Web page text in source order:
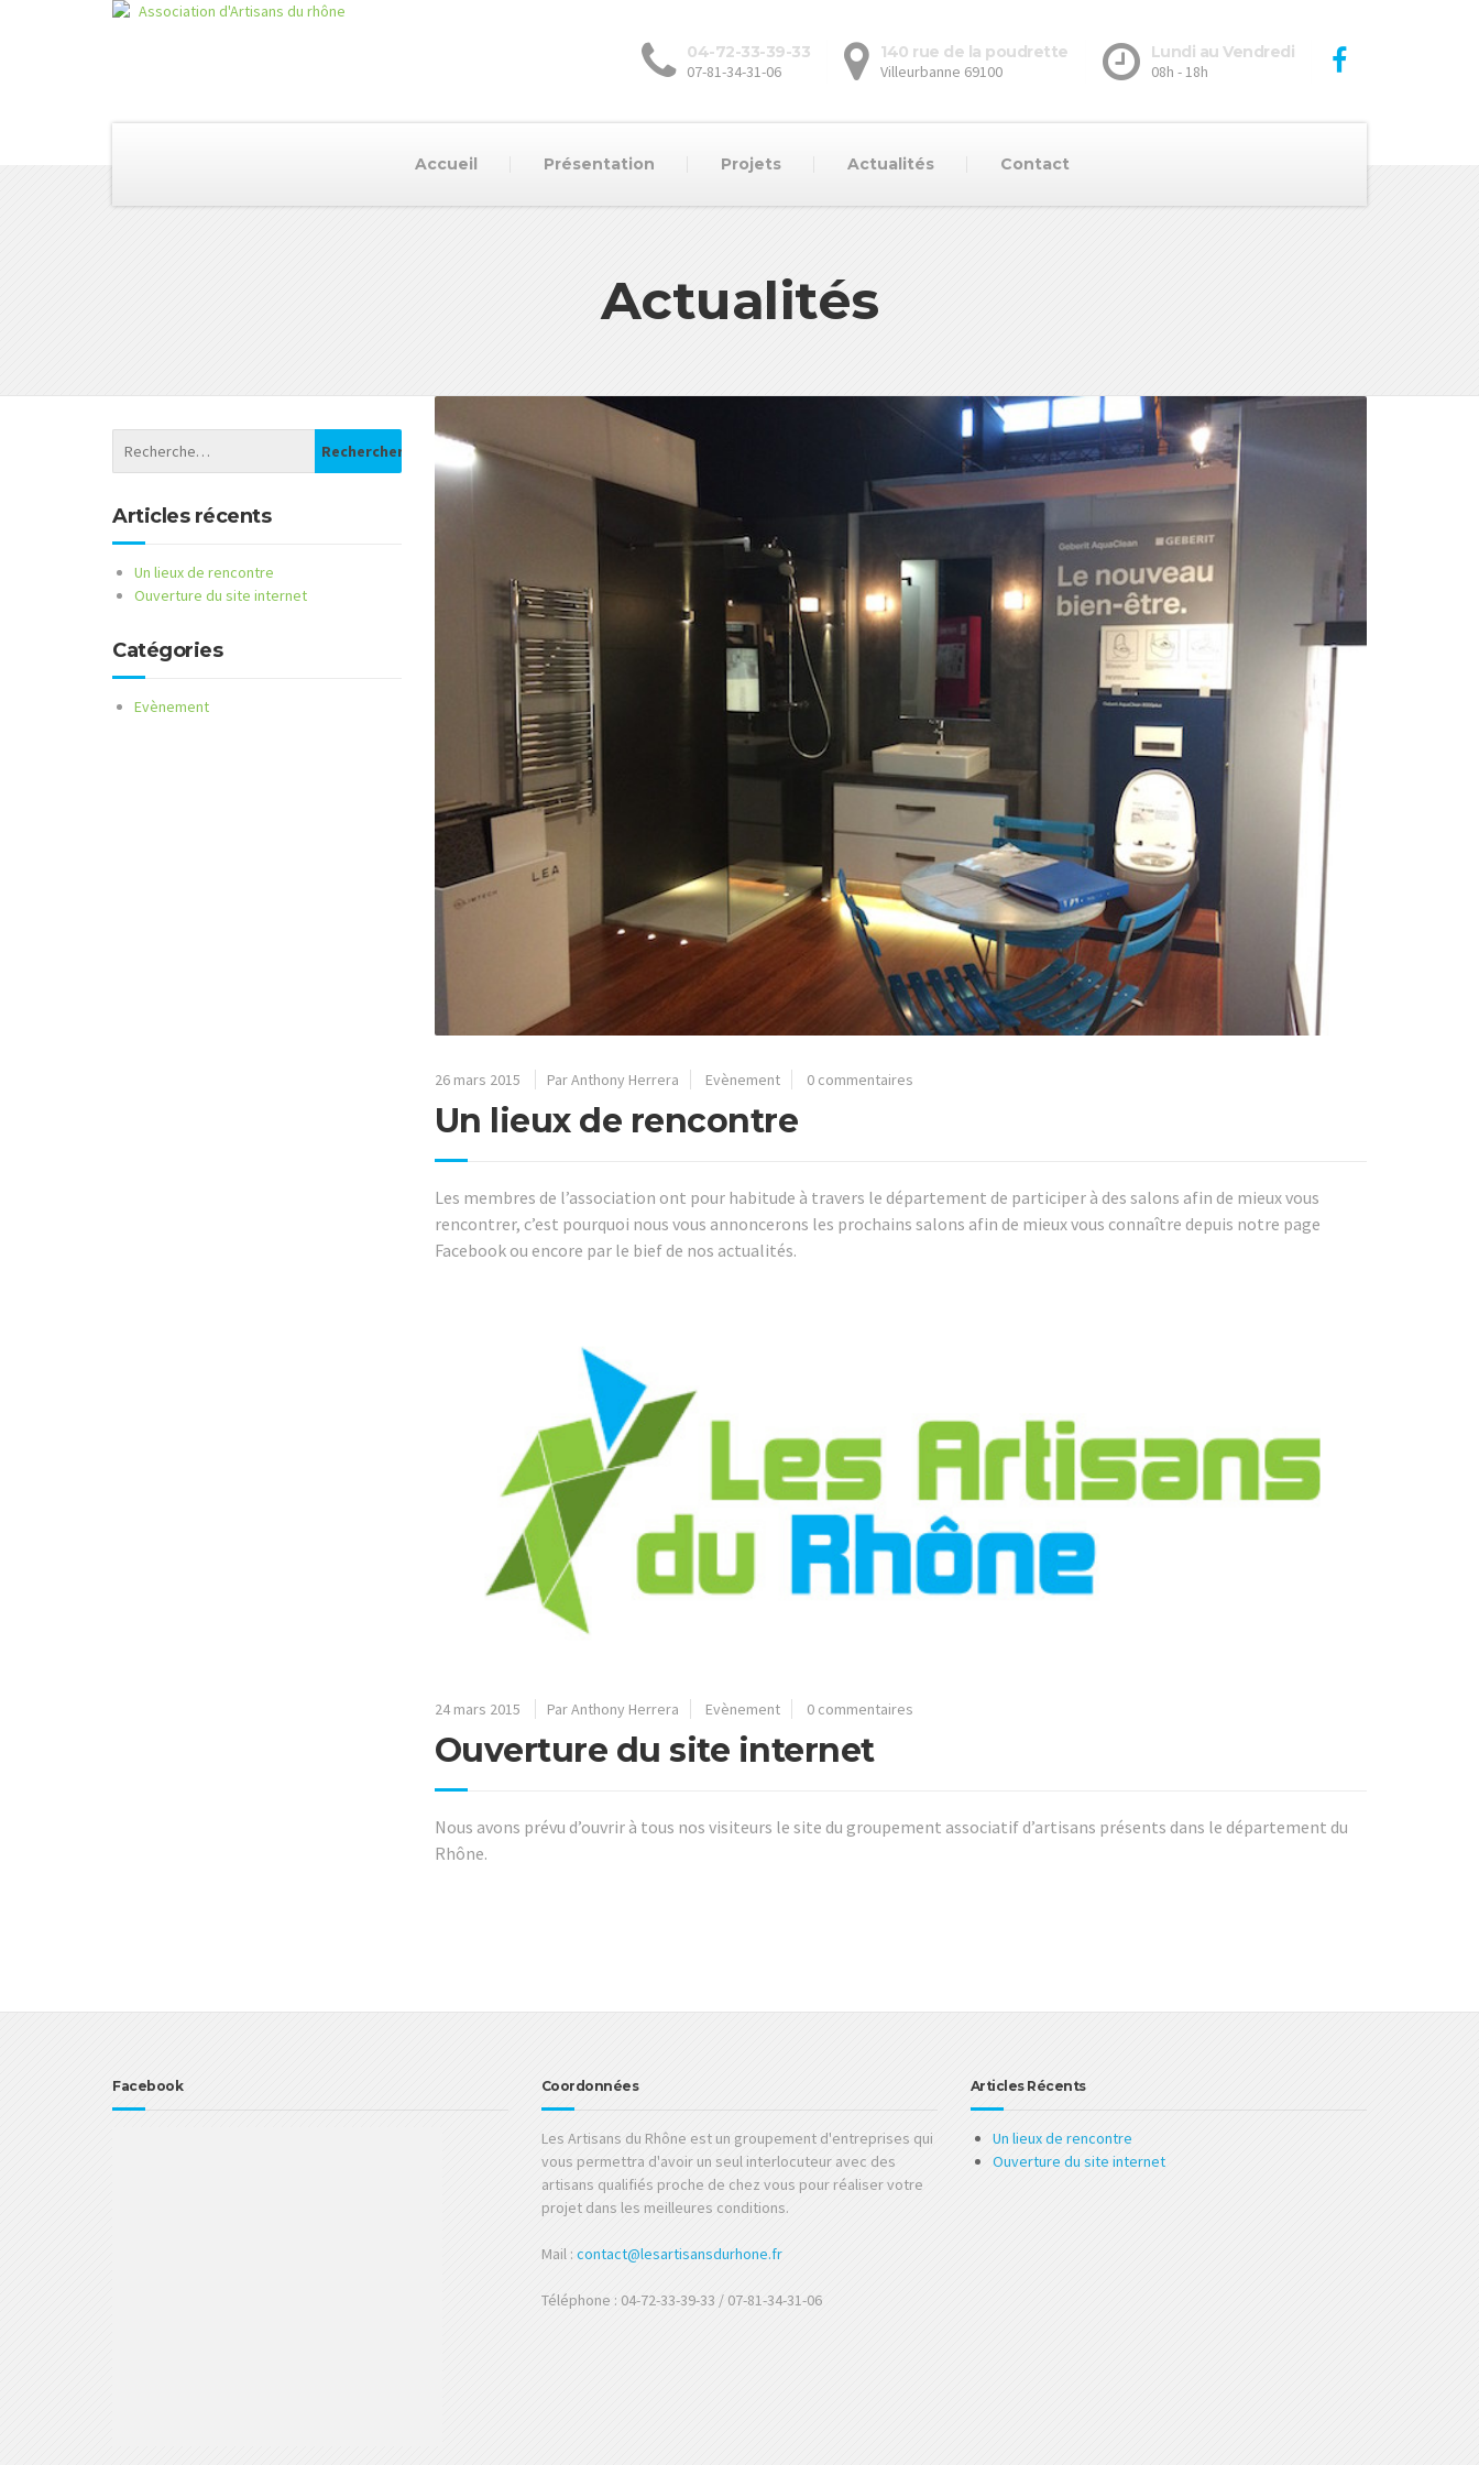
04-72-33-39-33
07-81-34-31-06
140 rue de la poudrette
Villeurbanne 69100
Lundi au Vendredi
08h - 18h
Accueil Présentation Projets Actualités Contact
Actualités
26 mars 2015 Par Anthony Herrera Evènement 0 commentaires
Un lieux de rencontre
Les membres de l’association ont pour habitude à travers le département de participer à des salons afin de mieux vous
rencontrer, c’est pourquoi nous vous annoncerons les prochains salons afin de mieux vous connaître depuis notre page
Facebook ou encore par le bief de nos actualités.
24 mars 2015 Par Anthony Herrera Evènement 0 commentaires
Ouverture du site internet
Nous avons prévu d’ouvrir à tous nos visiteurs le site du groupement associatif d’artisans présents dans le département du
Rhône.
Articles récents
Un lieux de rencontre
Ouverture du site internet
Catégories
Evènement
Facebook Coordonnées
Les Artisans du Rhône est un groupement d'entreprises qui
vous permettra d'avoir un seul interlocuteur avec des
artisans qualifiés proche de chez vous pour réaliser votre
projet dans les meilleures conditions.
Mail : contact@lesartisansdurhone.fr
Téléphone : 04-72-33-39-33 / 07-81-34-31-06
Articles Récents
Un lieux de rencontre
Ouverture du site internet